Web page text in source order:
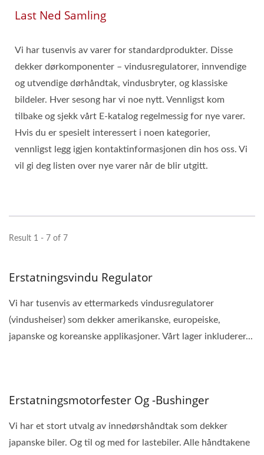
Last Ned Samling
Vi har tusenvis av varer for standardprodukter. Disse
dekker dørkomponenter – vindusregulatorer, innvendige
og utvendige dørhåndtak, vindusbryter, og klassiske
bildeler. Hver sesong har vi noe nytt. Vennligst kom
tilbake og sjekk vårt E-katalog regelmessig for nye varer.
Hvis du er spesielt interessert i noen kategorier,
vennligst legg igjen kontaktinformasjonen din hos oss. Vi
vil gi deg listen over nye varer når de blir utgitt.
Result 1 - 7 of 7
Erstatningsvindu Regulator
Vi har tusenvis av ettermarkeds vindusregulatorer
(vindusheiser) som dekker amerikanske, europeiske,
japanske og koreanske applikasjoner. Vårt lager inkluderer...
Erstatningsmotorfester Og -bushinger
Vi har et stort utvalg av innedørshåndtak som dekker
japanske biler. Og til og med for lastebiler. Alle håndtakene